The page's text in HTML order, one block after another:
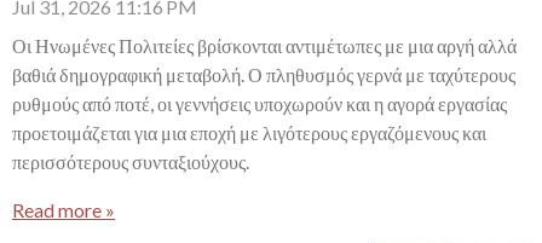
Jul 31, 2026 11:16 PM
Οι Ηνωμένες Πολιτείες βρίσκονται αντιμέτωπες με μια αργή αλλά
βαθιά δημογραφική μεταβολή. Ο πληθυσμός γερνά με ταχύτερους
ρυθμούς από ποτέ, οι γεννήσεις υποχωρούν και η αγορά εργασίας
προετοιμάζεται για μια εποχή με λιγότερους εργαζόμενους και
περισσότερους συνταξιούχους.
Read more »